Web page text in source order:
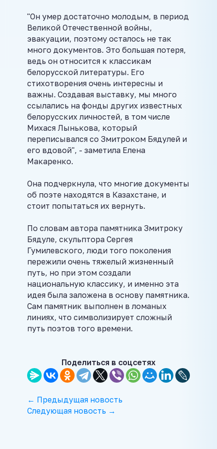
"Он умер достаточно молодым, в период
Великой Отечественной войны,
эвакуации, поэтому осталось не так
много документов. Это большая потеря,
ведь он относится к классикам
белорусской литературы. Его
стихотворения очень интересны и
важны. Создавая выставку, мы много
ссылались на фонды других известных
белорусских личностей, в том числе
Михася Лынькова, который
переписывался со Змитроком Бядулей и
его вдовой", - заметила Елена
Макаренко.
Она подчеркнула, что многие документы
об поэте находятся в Казахстане, и
стоит попытаться их вернуть.
По словам автора памятника Змитроку
Бядуле, скульптора Сергея
Гумилевского, люди того поколения
пережили очень тяжелый жизненный
путь, но при этом создали
национальную классику, и именно эта
идея была заложена в основу памятника.
Сам памятник выполнен в ломаных
линиях, что символизирует сложный
путь поэтов того времени.
Поделиться в соцсетях
← Предыдущая новость
Следующая новость →